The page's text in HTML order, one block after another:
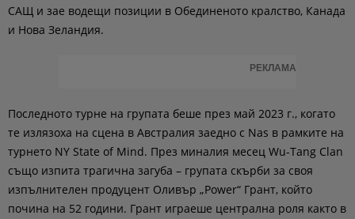
САЩ и зае водещи позиции в Обединеното кралство, Канада
и Нова Зеландия.
РЕКЛАМА
Последното турне на групата беше през май 2023 г., когато
те излязоха на сцена в Австралия заедно с Nas в рамките на
турнето NY State of Mind. През миналия месец Wu-Tang Clan
също изпита трагична загуба – групата скърби за своя
изпълнителен продуцент Оливър „Power“ Грант, който
почина на 52 години. Грант играеше централна роля както в